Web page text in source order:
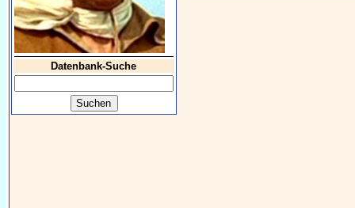
Datenbank-Suche